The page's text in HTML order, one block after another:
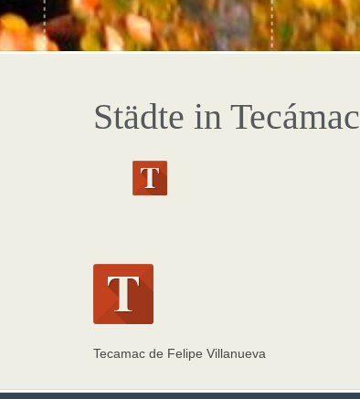
Städte in Tecámac
Tecamac de Felipe Villanueva